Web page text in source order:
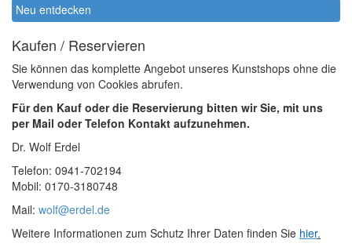
Neu entdecken
Kaufen / Reservieren
Sie können das komplette Angebot unseres Kunstshops ohne die
Verwendung von Cookies abrufen.
Für den Kauf oder die Reservierung bitten wir Sie, mit uns
per Mail oder Telefon Kontakt aufzunehmen.
Dr. Wolf Erdel
Telefon: 0941-702194
Mobil: 0170-3180748
Mail: wolf@erdel.de
Weitere Informationen zum Schutz Ihrer Daten finden Sie hier.